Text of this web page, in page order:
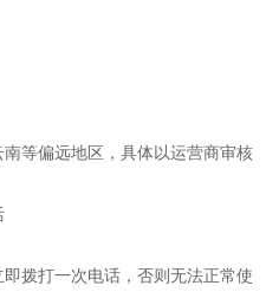
等偏远地区，具体以运营商审核
拨打一次电话，否则无法正常使